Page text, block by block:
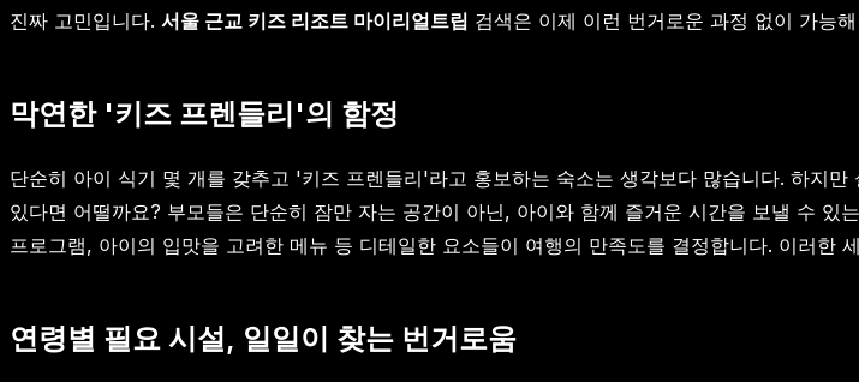
진짜 고민입니다. 서울 근교 키즈 리조트 마이리얼트립 검색은 이제 이런 번거로운 과정 없이 가능
막연한 '키즈 프렌들리'의 함정
단순히 아이 식기 몇 개를 갖추고 '키즈 프렌들리'라고 홍보하는 숙소는 생각보다 많습니다. 하지
있다면 어떨까요? 부모들은 단순히 잠만 자는 공간이 아닌, 아이와 함께 즐거운 시간을 보낼 수
프로그램, 아이의 입맛을 고려한 메뉴 등 디테일한 요소들이 여행의 만족도를 결정합니다. 이러한
연령별 필요 시설, 일일이 찾는 번거로움